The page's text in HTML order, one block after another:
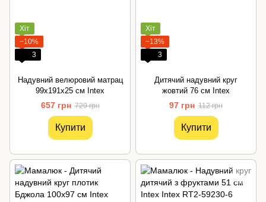
Хіт
−10%
3
Надувний велюровий матрац
99х191х25 см Intex
657 грн 729 грн
Купити
Хіт
−13%
3
Дитячий надувний круг
жовтий 76 см Intex
97 грн 112 грн
Купити